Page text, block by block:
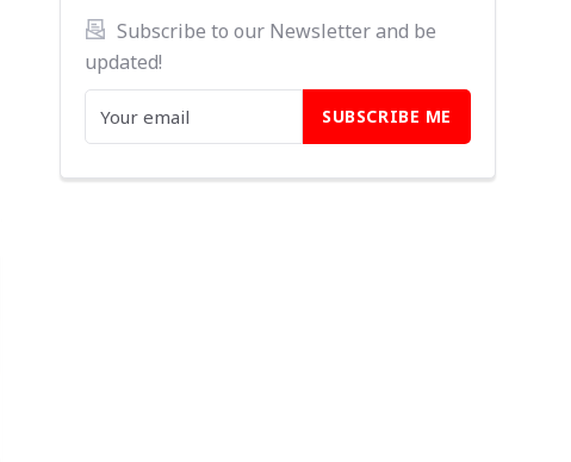
Subscribe to our Newsletter and be
updated!